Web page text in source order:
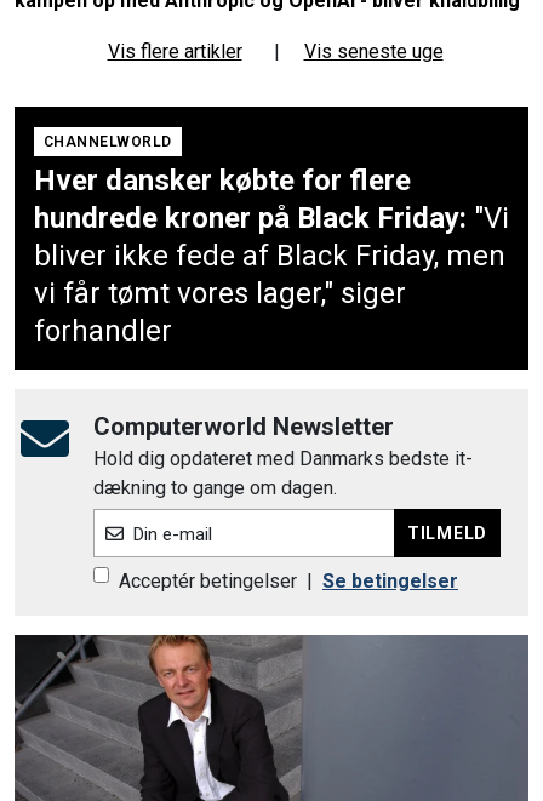
Vis flere artikler Vis seneste uge
CHANNELWORLD
Hver dansker købte for flere
hundrede kroner på Black Friday: "Vi
bliver ikke fede af Black Friday, men
vi får tømt vores lager," siger
forhandler
Computerworld Newsletter
Hold dig opdateret med Danmarks bedste it-
dækning to gange om dagen.
Din e-mail TILMELD
Acceptér betingelser Se betingelser